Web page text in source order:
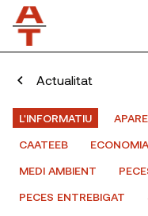
Actualitat
L'INFORMATIU
CAATEEB
ECONOMIA
MEDI AMBIENT
PECES ENTREBIGAT